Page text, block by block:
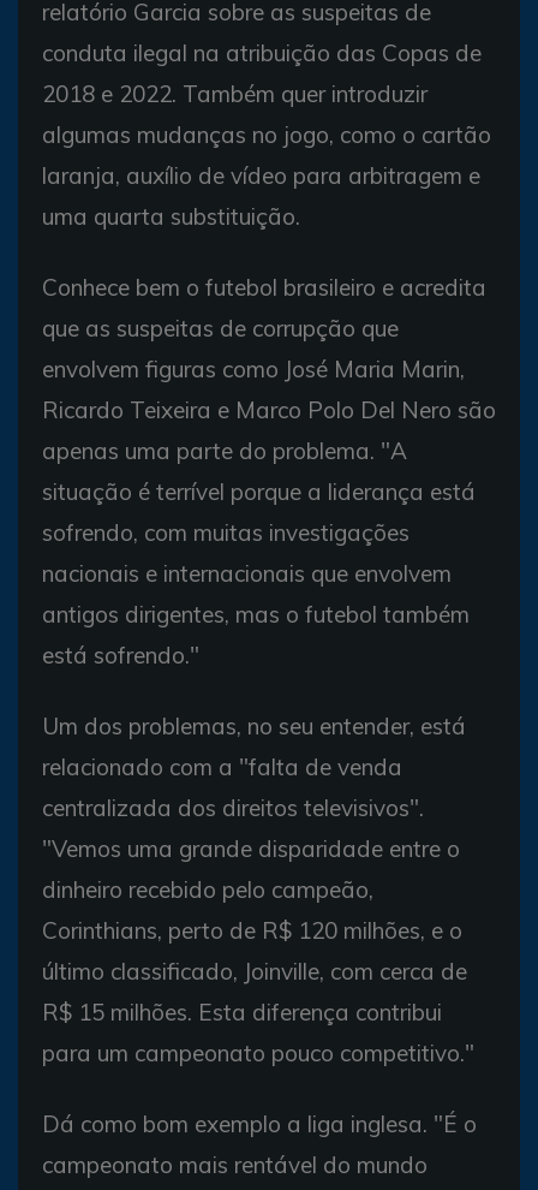
relatório Garcia sobre as suspeitas de
conduta ilegal na atribuição das Copas de
2018 e 2022. Também quer introduzir
algumas mudanças no jogo, como o cartão
laranja, auxílio de vídeo para arbitragem e
uma quarta substituição.
Conhece bem o futebol brasileiro e acredita
que as suspeitas de corrupção que
envolvem figuras como José Maria Marin,
Ricardo Teixeira e Marco Polo Del Nero são
apenas uma parte do problema. "A
situação é terrível porque a liderança está
sofrendo, com muitas investigações
nacionais e internacionais que envolvem
antigos dirigentes, mas o futebol também
está sofrendo."
Um dos problemas, no seu entender, está
relacionado com a "falta de venda
centralizada dos direitos televisivos".
"Vemos uma grande disparidade entre o
dinheiro recebido pelo campeão,
Corinthians, perto de R$ 120 milhões, e o
último classificado, Joinville, com cerca de
R$ 15 milhões. Esta diferença contribui
para um campeonato pouco competitivo."
Dá como bom exemplo a liga inglesa. "É o
campeonato mais rentável do mundo